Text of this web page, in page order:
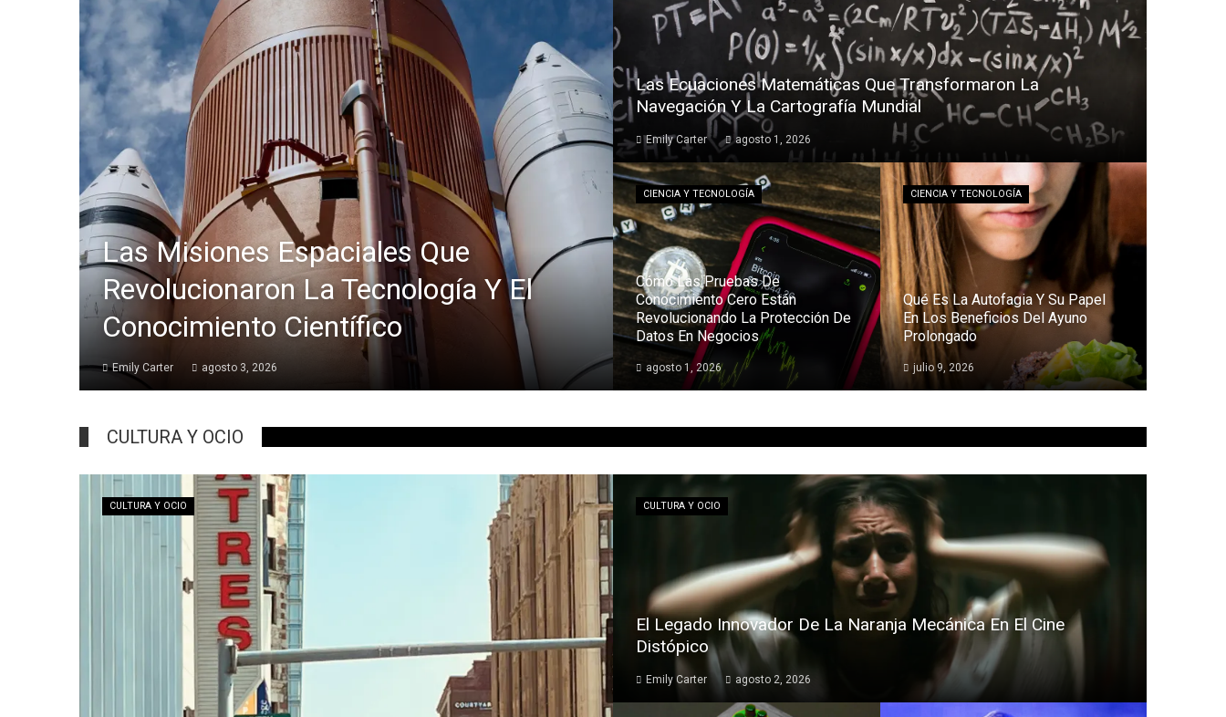
Las Misiones Espaciales Que
Revolucionaron La Tecnología Y El
Conocimiento Científico
Emily Carter agosto 3, 2026
Las Ecuaciones Matemáticas Que Transformaron La
Navegación Y La Cartografía Mundial
Emily Carter agosto 1, 2026
CIENCIA Y TECNOLOGÍA
Cómo Las Pruebas De
Conocimiento Cero Están
Revolucionando La Protección De
Datos En Negocios
agosto 1, 2026
CIENCIA Y TECNOLOGÍA
Qué Es La Autofagia Y Su Papel
En Los Beneficios Del Ayuno
Prolongado
julio 9, 2026
CULTURA Y OCIO
CULTURA Y OCIO CULTURA Y OCIO
El Legado Innovador De La Naranja Mecánica En El Cine
Distópico
Emily Carter agosto 2, 2026